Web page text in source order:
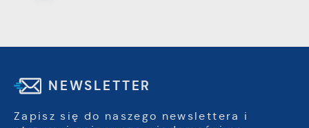
NEWSLETTER
Zapisz się do naszego newslettera i